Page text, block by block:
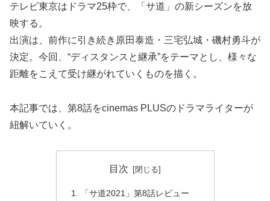
テレビ東京はドラマ25枠で、「サ道」の新シーズンを放
映する。
出演は、前作に引き続き原田泰造・三宅弘城・磯村勇斗が
決定。今回、“ディスタンスと継承”をテーマとし、様々な
距離をこえて受け継がれていくものを描く。
本記事では、第8話をcinemas PLUSのドラマライターが
紐解いていく。
目次
「サ道2021」第8話レビュー